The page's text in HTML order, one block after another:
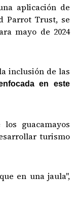
aplicación de
Parrot Trust, se
mayo de 2024
inclusión de las
en este
guacamayos
turismo
en una jaula",